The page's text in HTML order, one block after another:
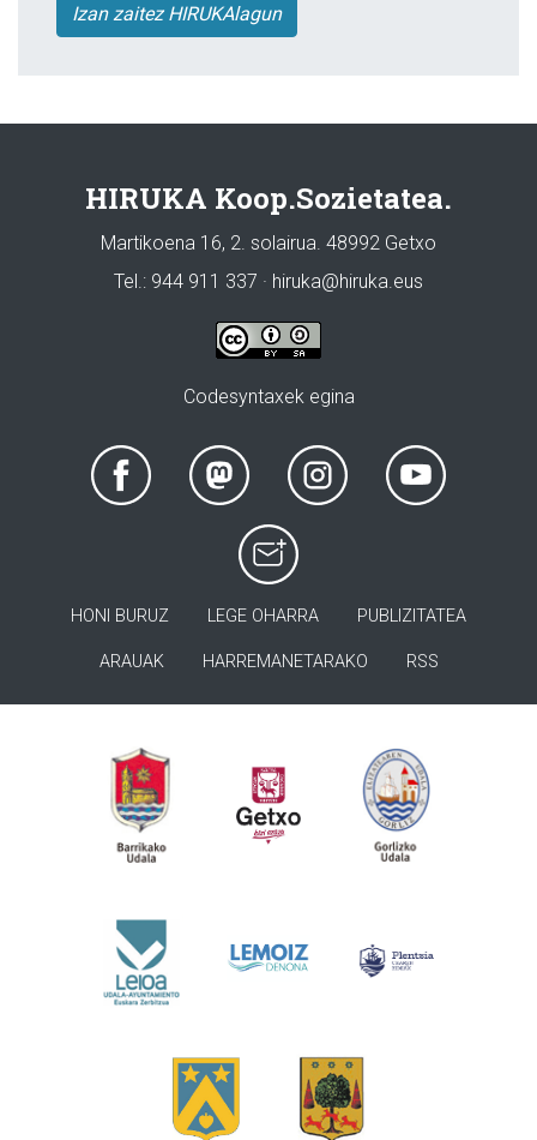
Izan zaitez HIRUKAlagun
HIRUKA Koop.Sozietatea.
Martikoena 16, 2. solairua. 48992 Getxo
Tel.: 944 911 337 · hiruka@hiruka.eus
Codesyntaxek egina
HONI BURUZ LEGE OHARRA PUBLIZITATEA
ARAUAK HARREMANETARAKO RSS